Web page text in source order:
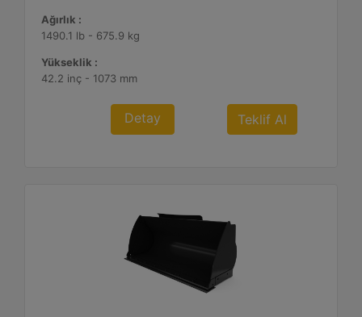
Ağırlık :
1490.1 lb - 675.9 kg
Yükseklik :
42.2 inç - 1073 mm
Detay Teklif Al